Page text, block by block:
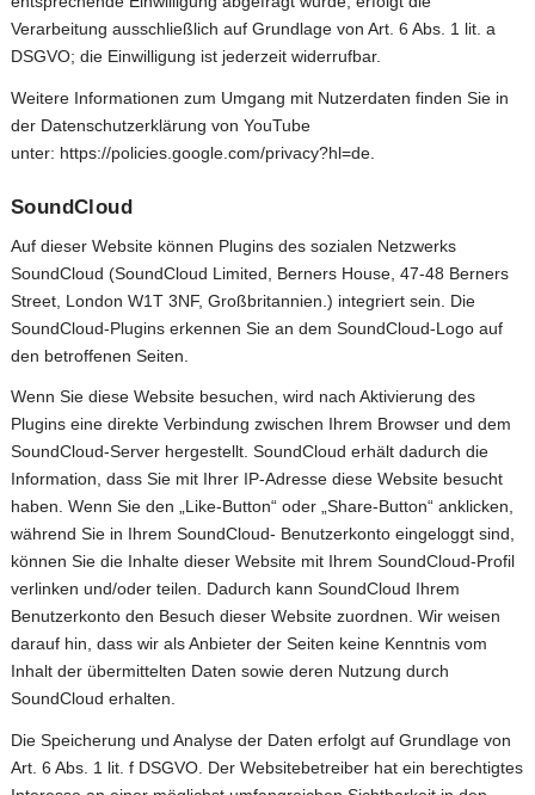
Verarbeitung ausschließlich auf Grundlage von Art. 6 Abs. 1 lit. a
DSGVO; die Einwilligung ist jederzeit widerrufbar.
Weitere Informationen zum Umgang mit Nutzerdaten finden Sie in
der Datenschutzerklärung von YouTube
unter: https://policies.google.com/privacy?hl=de.
SoundCloud
Auf dieser Website können Plugins des sozialen Netzwerks
SoundCloud (SoundCloud Limited, Berners House, 47-48 Berners
Street, London W1T 3NF, Großbritannien.) integriert sein. Die
SoundCloud-Plugins erkennen Sie an dem SoundCloud-Logo auf
den betroffenen Seiten.
Wenn Sie diese Website besuchen, wird nach Aktivierung des
Plugins eine direkte Verbindung zwischen Ihrem Browser und dem
SoundCloud-Server hergestellt. SoundCloud erhält dadurch die
Information, dass Sie mit Ihrer IP-Adresse diese Website besucht
haben. Wenn Sie den „Like-Button“ oder „Share-Button“ anklicken,
während Sie in Ihrem SoundCloud- Benutzerkonto eingeloggt sind,
können Sie die Inhalte dieser Website mit Ihrem SoundCloud-Profil
verlinken und/oder teilen. Dadurch kann SoundCloud Ihrem
Benutzerkonto den Besuch dieser Website zuordnen. Wir weisen
darauf hin, dass wir als Anbieter der Seiten keine Kenntnis vom
Inhalt der übermittelten Daten sowie deren Nutzung durch
SoundCloud erhalten.
Die Speicherung und Analyse der Daten erfolgt auf Grundlage von
Art. 6 Abs. 1 lit. f DSGVO. Der Websitebetreiber hat ein berechtigtes